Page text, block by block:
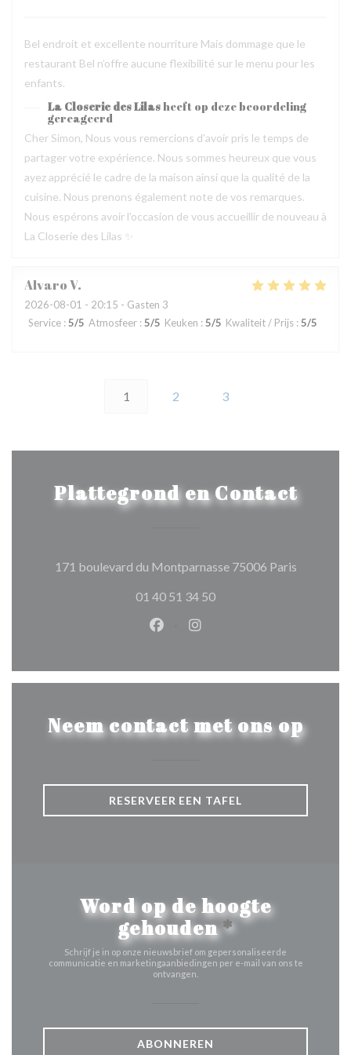
Bel endroit et excellente nourriture Mais dommage que le
restaurant Bel n’offre aucune flexibilité sur le menu pour les
enfants.
La Closerie des Lilasheeft op deze beoordeling
gereageerd
Cher Simon, Nous vous remercions d’avoir pris le temps de
partager votre expérience. Nous sommes heureux que vous
ayez apprécié le cadre de la maison ainsi que la qualité de la
cuisine. Nous prenons également note de vos remarques.
Nous espérons avoir l’occasion de vous accueillir de nouveau à
La Closerie des Lilas ✨
AlvaroV
2026-08-01 - 20:15 - Gasten 3
Service : 5/5 Atmosfeer : 5/5 Keuken : 5/5 Kwaliteit / Prijs : 5/5
1 2 3
Plattegrond en Contact
171 boulevard du Montparnasse 75006 Paris((opent in
01 40 51 34 50
Facebook ((opent in een nieuw
Instagram ((opent in een
Neem contact met ons op
RESERVEER EEN TAFEL
Word op de hoogte
gehouden*
Schrijf je in op onze nieuwsbrief om gepersonaliseerde
communicatie en marketingaanbiedingen per e-mail van ons te
ontvangen.
ABONNEREN